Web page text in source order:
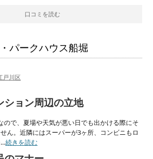
口コミを読む
パークハウス船堀
戸川区
ション周辺の立地
ので、夏場や天気が悪い日でも出かける際にそ
ん。近隣にはスーパーが3ヶ所、コンビニもロ
…続きを読む